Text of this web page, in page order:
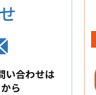
い合わせは
ら